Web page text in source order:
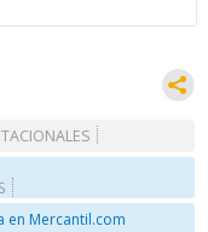
en Mercantil.com